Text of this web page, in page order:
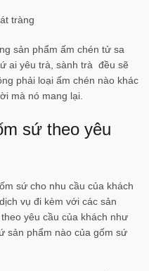
sản phẩm ấm chén tử sa
ai yêu trà, sành trà đều sẽ
phải loại ấm chén nào khác
mà nó mang lại.
sứ theo yêu
sứ cho nhu cầu của khách
vụ đi kèm với các sản
yêu cầu của khách như
sản phẩm nào của gốm sứ